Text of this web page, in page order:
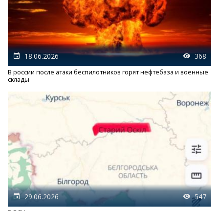
18.06.2026 368
В россии после атаки беспилотников горят нефтебаза и военные
склады
29.06.2026 547